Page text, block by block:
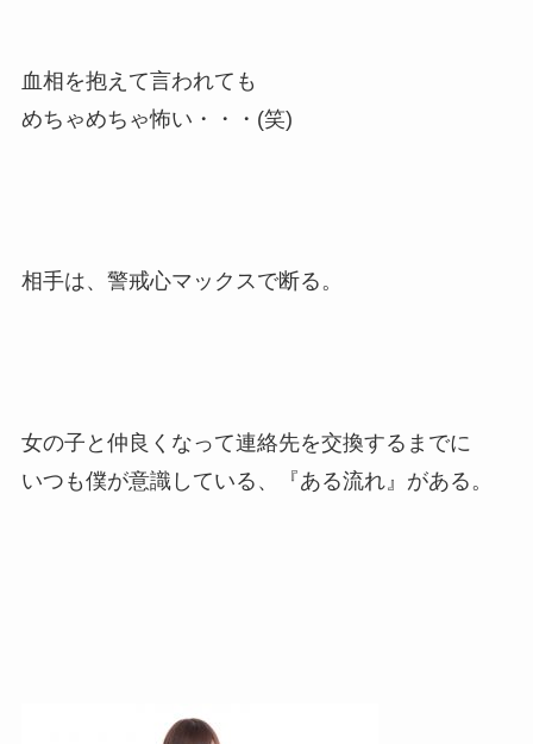
血相を抱えて言われても
めちゃめちゃ怖い・・・(笑)
相手は、警戒心マックスで断る。
女の子と仲良くなって連絡先を交換するまでに
いつも僕が意識している、『ある流れ』がある。